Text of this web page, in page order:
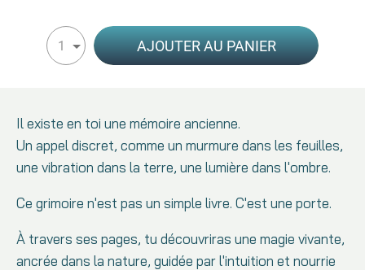
1 AJOUTER AU PANIER
Il existe en toi une mémoire ancienne.
Un appel discret, comme un murmure dans les feuilles,
une vibration dans la terre, une lumière dans l'ombre.
Ce grimoire n'est pas un simple livre. C'est une porte.
À travers ses pages, tu découvriras une magie vivante,
ancrée dans la nature, guidée par l'intuition et nourrie